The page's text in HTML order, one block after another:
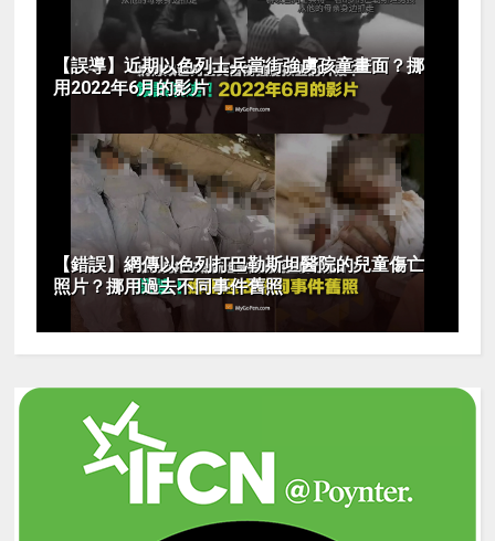
【誤導】近期以色列士兵當街強虜孩童畫面？挪
用2022年6月的影片
【錯誤】網傳以色列打巴勒斯坦醫院的兒童傷亡
照片？挪用過去不同事件舊照